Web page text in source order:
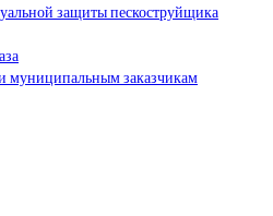
защиты пескоструйщика
муниципальным заказчикам